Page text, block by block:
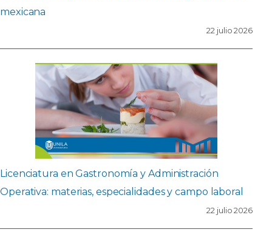
mexicana
22 julio 2026
Licenciatura en Gastronomía y Administración
Operativa: materias, especialidades y campo laboral
22 julio 2026